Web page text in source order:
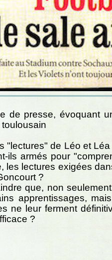
de presse, évoquant
"lectures" de Léo et
ils armés pour
les lectures exigées
?
que, non
apprentissages,
ne leur ferment
?